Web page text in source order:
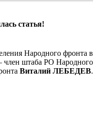
статья!
Народного фронта в
член штаба РО Народного
Виталий ЛЕБЕДЕВ.